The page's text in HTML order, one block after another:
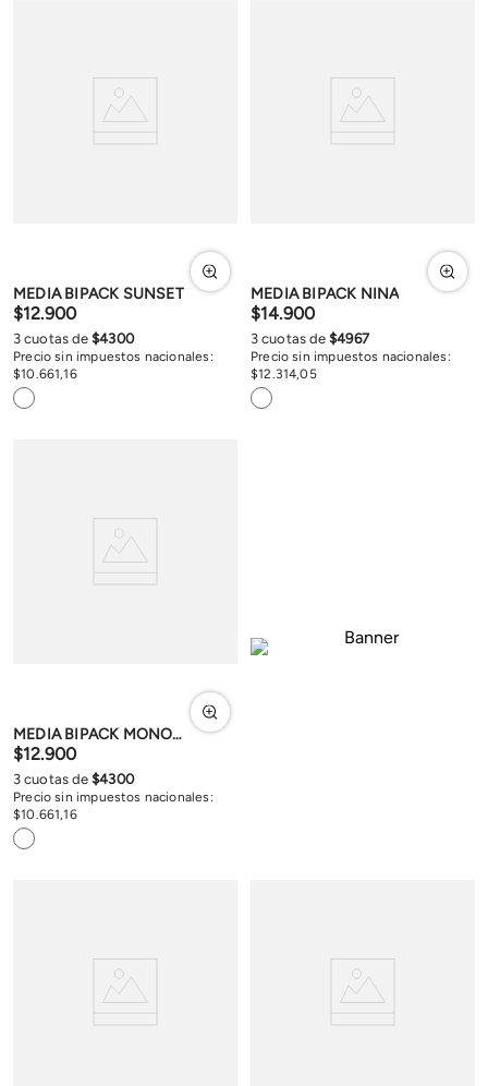
MEDIA BIPACK SUNSET
$12.900
Precio sin impuestos nacionales:
$10.661,16
3 cuotas de$4300
MEDIA BIPACK NINA
$14.900
Precio sin impuestos nacionales:
$12.314,05
3 cuotas de$4967
MEDIA BIPACK MONOGRAM
$12.900
Precio sin impuestos nacionales:
$10.661,16
3 cuotas de$4300